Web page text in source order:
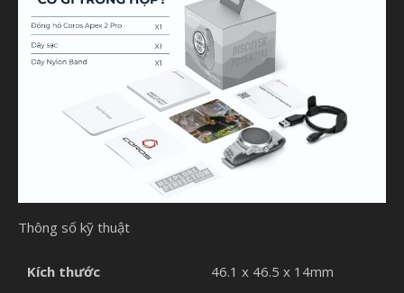
Thông số kỹ thuật
Kích thước 46.1 x 46.5 x 14mm